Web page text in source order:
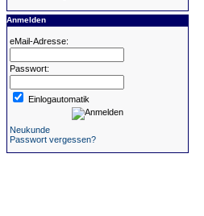
Anmelden
eMail-Adresse:
Passwort:
Einlogautomatik
Neukunde
Passwort vergessen?